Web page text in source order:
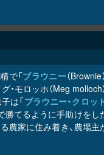
で「ブラウニー（Brownie
・モロッホ（Meg
は「ブラウニー・クロッ
勝てるように手助けを
農家に住み着き、農場